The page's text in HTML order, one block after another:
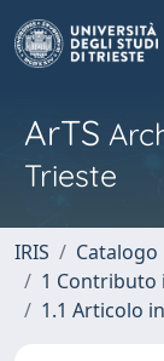
ArTS
Trieste
IRIS
Catalogo
1 Contributo
1.1 Articolo